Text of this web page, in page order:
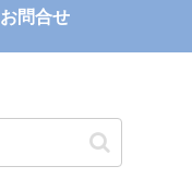
お問合せ